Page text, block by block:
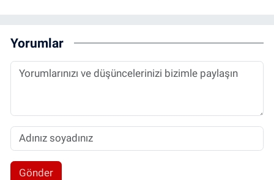
Yorumlar
Gönder